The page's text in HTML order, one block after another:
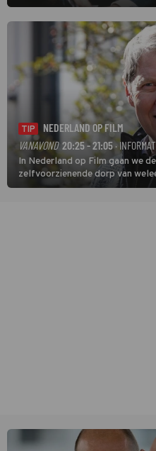
speurder op zoek naar een
verwikkeld in een moordzaak.
TIP
NEDERLAND OP FILM
VANAVOND 20:25 - 21:05·
In Nederland op Film gaan we
zelfvoorzienende dorp van
Daniëls de kijkers meeneemt